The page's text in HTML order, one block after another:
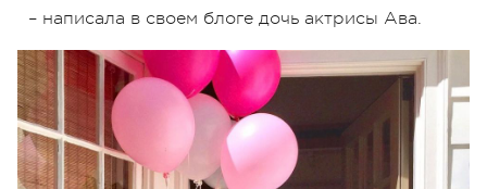
– написала в своем блоге дочь актрисы Ава.